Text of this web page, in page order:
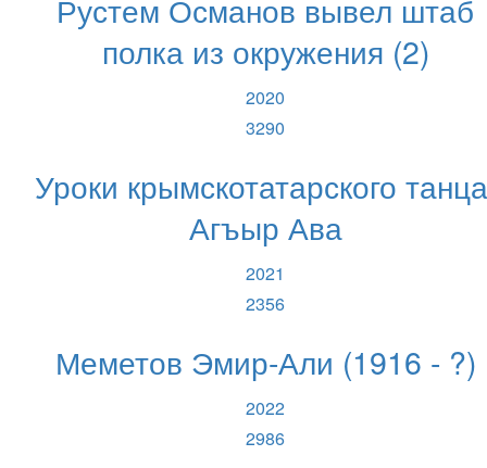
Рустем Османов вывел штаб
полка из окружения (2)
2020
3290
Уроки крымскотатарского
Агъыр Ава
2021
2356
Меметов Эмир-Али (1916 - ?)
2022
2986